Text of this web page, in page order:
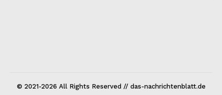
© 2021-2026 All Rights Reserved // das-nachrichtenblatt.de